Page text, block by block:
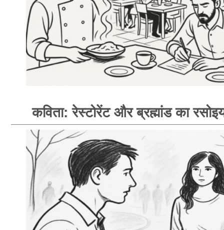
कविता: रेस्टोरेंट और ब्रह्मांड का